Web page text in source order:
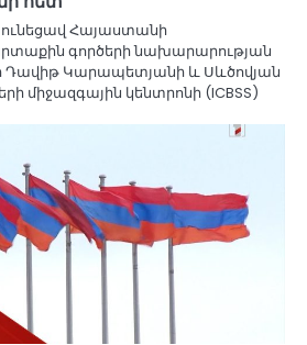
ունեցավ Հայաստանի
գործերի նախարարության
Դավիթ Կարապետյանի և Սևծովյան
միջազգային կենտրոնի (ICBSS)